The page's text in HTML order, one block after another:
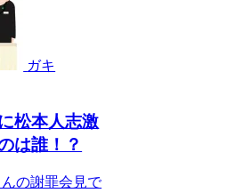
ガキ
松本人志激
は誰！？
の謝罪会見で